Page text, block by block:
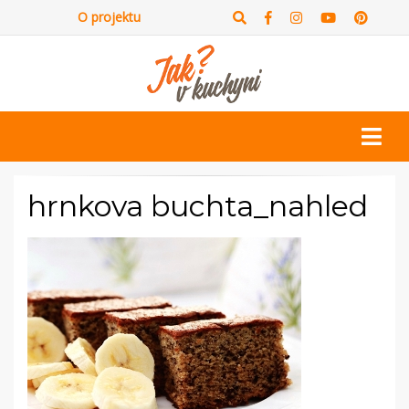
O projektu
hrnkova buchta_nahled